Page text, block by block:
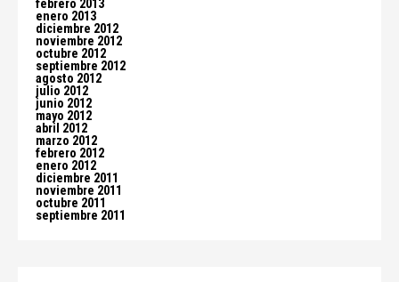
febrero 2013
enero 2013
diciembre 2012
noviembre 2012
octubre 2012
septiembre 2012
agosto 2012
julio 2012
junio 2012
mayo 2012
abril 2012
marzo 2012
febrero 2012
enero 2012
diciembre 2011
noviembre 2011
octubre 2011
septiembre 2011